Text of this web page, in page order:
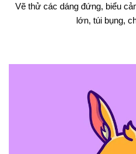
Vẽ thử các dáng đứng, biểu
lớn, túi bụng,